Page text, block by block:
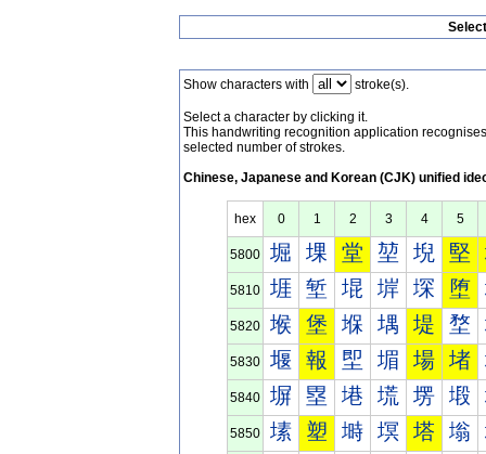
Show characters with stroke(s).
Select a character by clicking it.
This handwriting recognition application
selected number of strokes.
Chinese, Japanese and Korean (CJK) unified
hex 0 1 2 3 4 5
5800 堀 堁 堂 堃 堄 堅
5810 堐 堑 堒 堓 堔 堕
5820 堠 堡 堢 堣 堤 堥
5830 堰 報 堲 堳 場 堵
5840 塀 塁 塂 塃 塄 塅
5850 塐 塑 塒 塓 塔 塕